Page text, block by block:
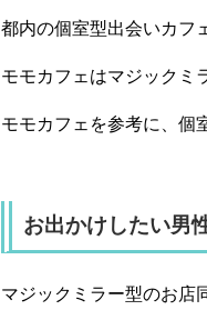
都内の個室型出会いカフ
モモカフェはマジックミ
モモカフェを参考に、個
お出かけしたい男
マジックミラー型のお店